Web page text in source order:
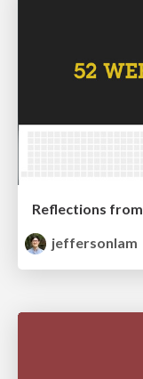
Reflections
jeffersonlam